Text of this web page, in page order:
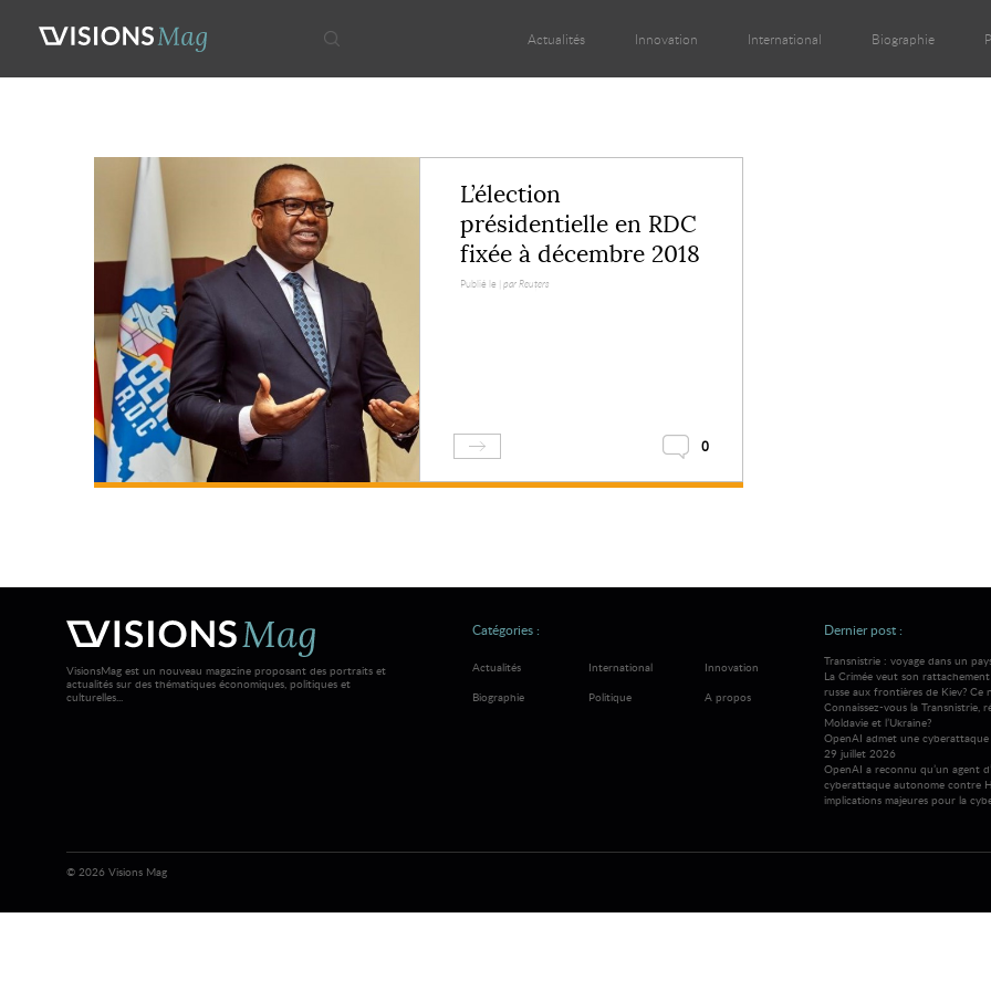
Actualités Innovation International Biographie
L’élection
présidentielle en RDC
fixée à décembre 2018
Publié le | par Reuters
0
VisionsMag est un nouveau magazine proposant des portraits et
actualités sur des thématiques économiques, politiques et
culturelles...
Catégories :
Actualités International
Innovation
Biographie
Politique A propos
Dernier post :
Transnistrie : voyage dans un
La Crimée veut son
russe aux frontières de Kiev? Ce
Connaissez-vous la Transnistrie,
Moldavie et l’Ukraine?
OpenAI admet une
29 juillet 2026
OpenAI a reconnu qu’un agent
cyberattaque autonome contre
implications majeures pour la
© 2026 Visions Mag